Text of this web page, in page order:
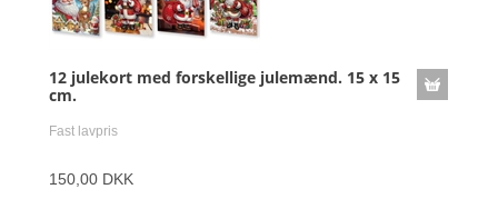
12 julekort med forskellige julemænd. 15 x 15
cm.
Fast lavpris
150,00 DKK